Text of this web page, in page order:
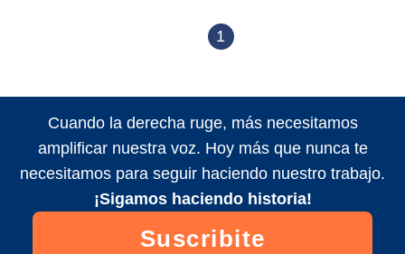
1
Cuando la derecha ruge, más necesitamos
amplificar nuestra voz. Hoy más que nunca te
necesitamos para seguir haciendo nuestro trabajo.
¡Sigamos haciendo historia!
Suscribite